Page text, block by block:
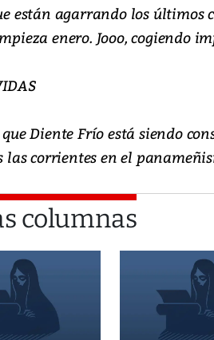
están agarrando los
enero. Jooo, cogiendo
Diente Frío está siendo
las corrientes en el
columnas